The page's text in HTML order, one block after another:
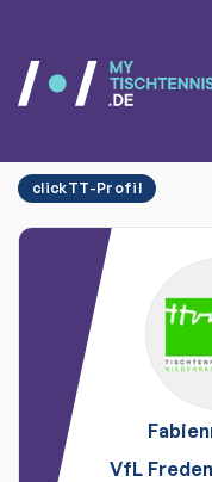
clickTT-Profil
VfL